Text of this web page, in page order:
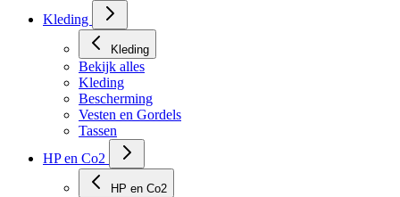
Kleding
Kleding
Bekijk alles
Kleding
Bescherming
Vesten en Gordels
Tassen
HP en Co2
HP en Co2